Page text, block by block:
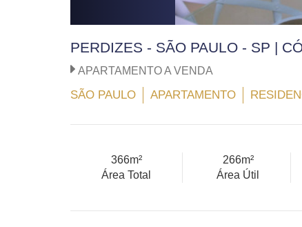
PERDIZES - SÃO PAULO - SP |
APARTAMENTO A VENDA
SÃO PAULO APARTAMENTO
366m²
Área Total
266m²
Área Útil